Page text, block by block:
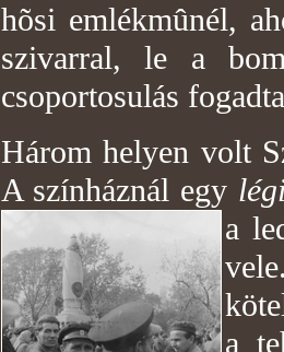
hõsi emlékmûnél,
szivarral, le a
csoportosulás
Három helyen volt
A színháznál egy
a
a